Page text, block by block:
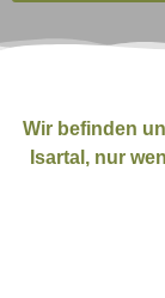
Wir befinden
Isartal, nur